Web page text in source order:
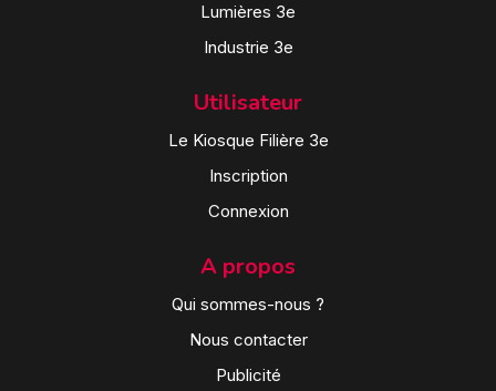
Lumières 3e
Industrie 3e
Utilisateur
Le Kiosque Filière 3e
Inscription
Connexion
A propos
Qui sommes-nous ?
Nous contacter
Publicité